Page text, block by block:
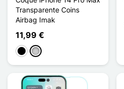
Transparente Coins
Airbag Imak
11,99 €
PretoTransparente